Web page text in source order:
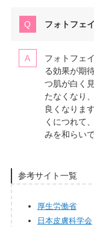
フォトフェ
フォトフェ
る効果が期
つ肌が白く
たなくなり
良くなりま
くにつれて
みを和らい
参考サイト一覧
厚生労働省
日本皮膚科学会